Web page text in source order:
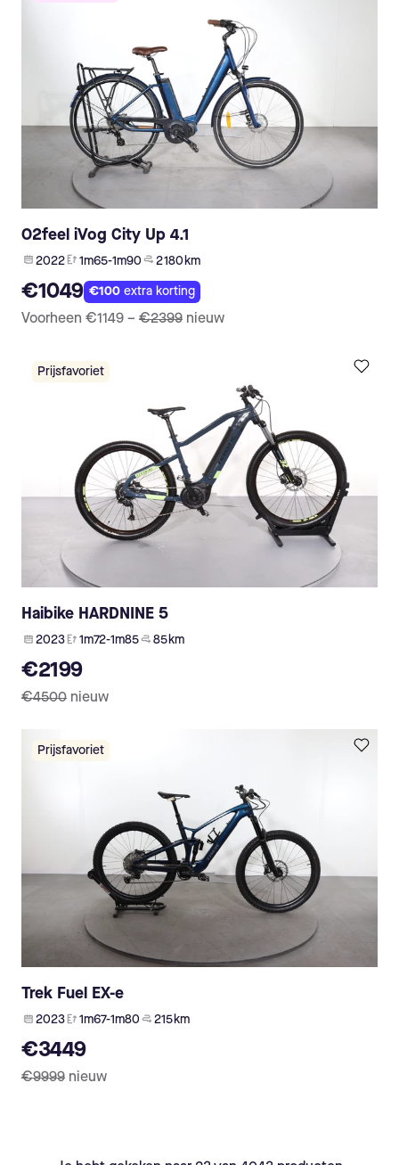
O2feel iVog City Up 4.1
2022 1m65-1m90 2 180 km
€1049 €100extra korting
Voorheen €1149 – €2399 nieuw
Prijsfavoriet
Haibike HARDNINE 5
2023 1m72-1m85 85 km
€2199
€4500 nieuw
Prijsfavoriet
Trek Fuel EX-e
2023 1m67-1m80 215 km
€3449
€9999 nieuw